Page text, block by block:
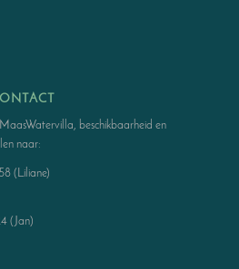
beschikbaarheid en
naar:
(Liliane)
(Jan)